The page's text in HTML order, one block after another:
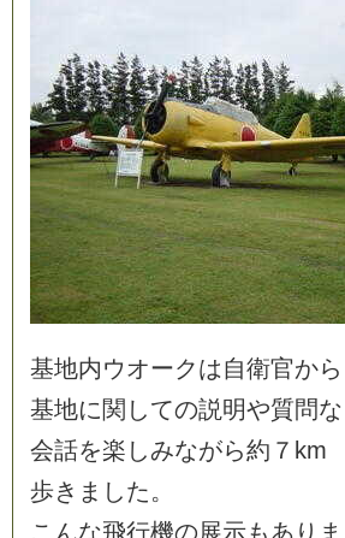
基地内ウオークは自衛官から
基地に関 しての説明や質問な
会話を楽 しみながら約 ７ km
歩き ま した。
こ んな飛行機の展示もあ り ま